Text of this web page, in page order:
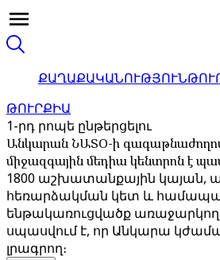
ՔԱՂԱՔԱԿԱՆՈՒԹՅՈՒՆ
ԹՈՒՐՔԻԱ
1-րդ րոպե ընթերցելու
Անկարան ՆԱՏՕ-ի
միջազգային մեդիա կենտրոն է
1800 աշխատանքային կայան,
հեռարձակման կետ և
ենթակառուցվածք առաջարկող
սպասվում է, որ Անկարա
լրագրող։